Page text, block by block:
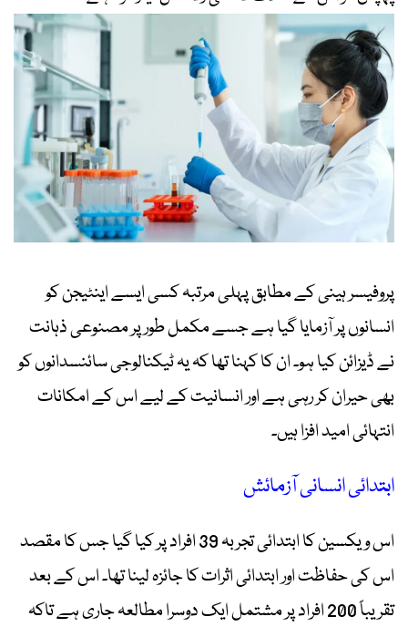
پروفیسر ہینی کے مطابق پہلی مرتبہ کسی ایسے اینٹیجن کو
انسانوں پر آزمایا گیا ہے جسے مکمل طور پر مصنوعی ذہانت
نے ڈیزائن کیا ہو۔ ان کا کہنا تھا کہ یہ ٹیکنالوجی سائنسدانوں کو
بھی حیران کر رہی ہے اور انسانیت کے لیے اس کے امکانات
انتہائی امید افزا ہیں۔
ابتدائی انسانی آزمائش
اس ویکسین کا ابتدائی تجربہ 39 افراد پر کیا گیا جس کا مقصد
اس کی حفاظت اور ابتدائی اثرات کا جائزہ لینا تھا۔ اس کے بعد
تقریباً 200 افراد پر مشتمل ایک دوسرا مطالعہ جاری ہے تاکہ